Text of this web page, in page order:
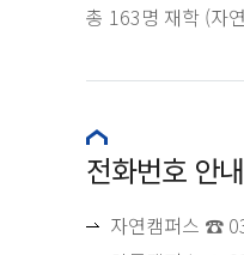
총 163명 재학 (자
전화번호 안내
자연캠퍼스 ☎